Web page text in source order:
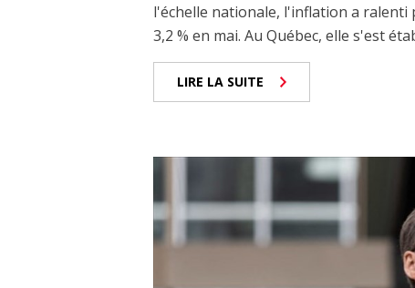
l'échelle nationale, l'inflation a ralenti
3,2 % en mai. Au Québec, elle s'est
LIRE LA SUITE